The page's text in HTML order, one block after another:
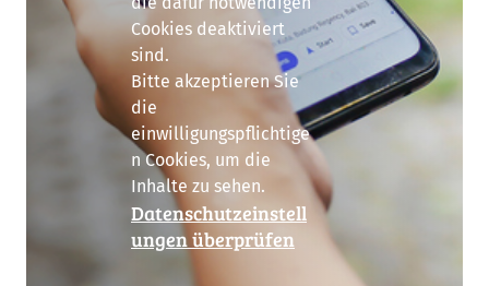
Cookies deaktiviert
sind.
Bitte akzeptieren Sie
die
einwilligungspflichtige
n Cookies, um die
Inhalte zu sehen.
Datenschutzeinstell
ungen überprüfen